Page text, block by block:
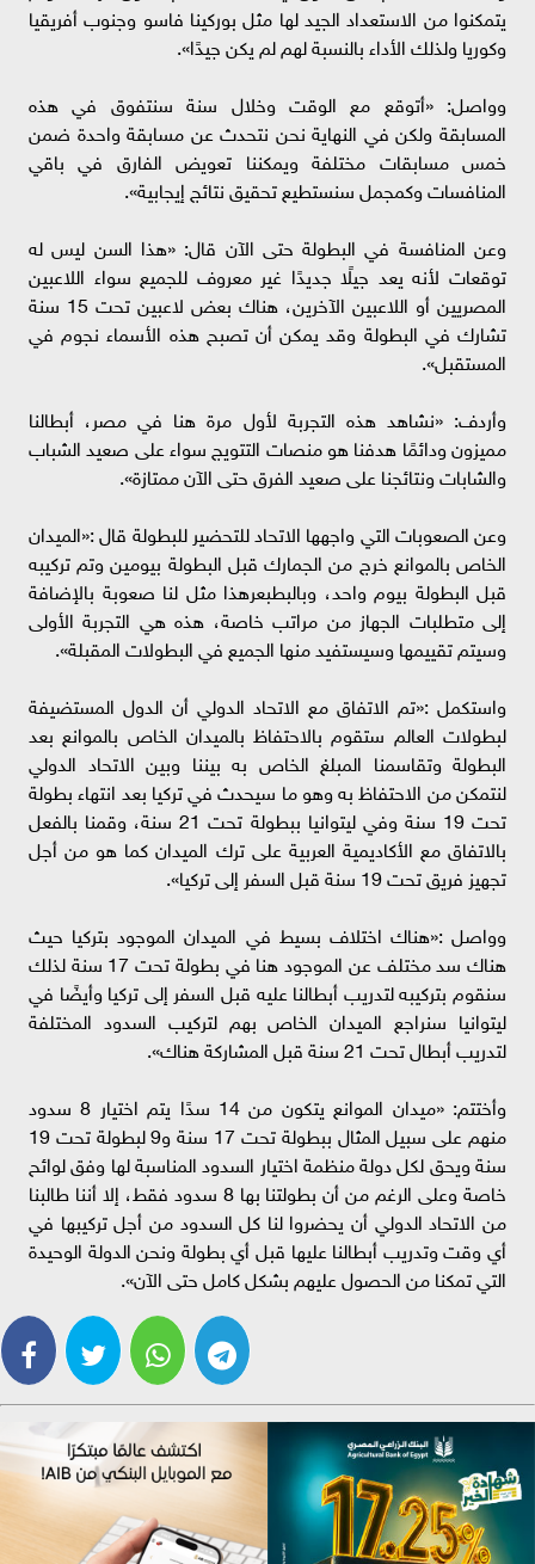
يتمكنوا من الاستعداد الجيد لها مثل بوركينا فاسو وجنوب أفريقيا
وكوريا ولذلك الأداء بالنسبة لهم لم يكن جيدًا».
وواصل: «أتوقع مع الوقت وخلال سنة سنتفوق في هذه
المسابقة ولكن في النهاية نحن نتحدث عن مسابقة واحدة ضمن
خمس مسابقات مختلفة ويمكننا تعويض الفارق في باقي
المنافسات وكمجمل سنستطيع تحقيق نتائج إيجابية».
وعن المنافسة في البطولة حتى الآن قال: «هذا السن ليس له
توقعات لأنه يعد جيلًا جديدًا غير معروف للجميع سواء اللاعبين
المصريين أو اللاعبين الآخرين، هناك بعض لاعبين تحت 15 سنة
تشارك في البطولة وقد يمكن أن تصبح هذه الأسماء نجوم في
المستقبل».
وأردف: «نشاهد هذه التجربة لأول مرة هنا في مصر، أبطالنا
مميزون ودائمًا هدفنا هو منصات التتويج سواء على صعيد الشباب
والشابات ونتائجنا على صعيد الفرق حتى الآن ممتازة».
وعن الصعوبات التي واجهها الاتحاد للتحضير للبطولة قال :«الميدان
الخاص بالموانع خرج من الجمارك قبل البطولة بيومين وتم تركيبه
قبل البطولة بيوم واحد، وبالبطبعرهذا مثل لنا صعوبة بالإضافة
إلى متطلبات الجهاز من مراتب خاصة، هذه هي التجربة الأولى
وسيتم تقييمها وسيستفيد منها الجميع في البطولات المقبلة».
واستكمل :«تم الاتفاق مع الاتحاد الدولي أن الدول المستضيفة
لبطولات العالم ستقوم بالاحتفاظ بالميدان الخاص بالموانع بعد
البطولة وتقاسمنا المبلغ الخاص به بيننا وبين الاتحاد الدولي
لنتمكن من الاحتفاظ به وهو ما سيحدث في تركيا بعد انتهاء بطولة
تحت 19 سنة وفي ليتوانيا ببطولة تحت 21 سنة، وقمنا بالفعل
بالاتفاق مع الأكاديمية العربية على ترك الميدان كما هو من أجل
تجهيز فريق تحت 19 سنة قبل السفر إلى تركيا».
وواصل :«هناك اختلاف بسيط في الميدان الموجود بتركيا حيث
هناك سد مختلف عن الموجود هنا في بطولة تحت 17 سنة لذلك
سنقوم بتركيبه لتدريب أبطالنا عليه قبل السفر إلى تركيا وأيضًا في
ليتوانيا سنراجع الميدان الخاص بهم لتركيب السدود المختلفة
لتدريب أبطال تحت 21 سنة قبل المشاركة هناك».
وأختتم: «ميدان الموانع يتكون من 14 سدًا يتم اختيار 8 سدود
منهم على سبيل المثال ببطولة تحت 17 سنة و9 لبطولة تحت 19
سنة ويحق لكل دولة منظمة اختيار السدود المناسبة لها وفق لوائح
خاصة وعلى الرغم من أن بطولتنا بها 8 سدود فقط، إلا أننا طالبنا
من الاتحاد الدولي أن يحضروا لنا كل السدود من أجل تركيبها في
أي وقت وتدريب أبطالنا عليها قبل أي بطولة ونحن الدولة الوحيدة
التي تمكنا من الحصول عليهم بشكل كامل حتى الآن».